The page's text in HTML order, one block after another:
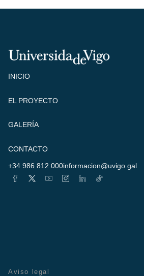
INICIO
EL PROYECTO
GALERÍA
CONTACTO
+34 986 812 000informacion@uvigo.gal
Aviso legal